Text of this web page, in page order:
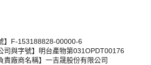
】F-153188828-00000-6
司與字號】明台產物第031OPDT00176
責廠商名稱】一吉晟股份有限公司